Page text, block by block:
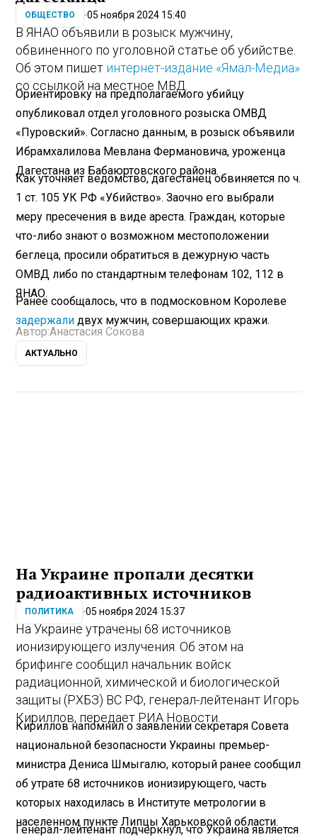
ОБЩЕСТВО 05 ноября 2024 15:40
В ЯНАО объявили в розыск мужчину,
обвиненного по уголовной статье об убийстве.
Об этом пишет интернет-издание «Ямал-Медиа»
со ссылкой на местное МВД.
Ориентировку на предполагаемого убийцу
опубликовал отдел уголовного розыска ОМВД
«Пуровский». Согласно данным, в розыск объявили
Ибрамхалилова Мевлана Фермановича, уроженца
Дагестана из Бабаюртовского района.
Как уточняет ведомство, дагестанец обвиняется по ч.
1 ст. 105 УК РФ «Убийство». Заочно его выбрали
меру пресечения в виде ареста. Граждан, которые
что-либо знают о возможном местоположении
беглеца, просили обратиться в дежурную часть
ОМВД либо по стандартным телефонам 102, 112 в
ЯНАО.
Ранее сообщалось, что в подмосковном Королеве
задержали двух мужчин, совершающих кражи.
Автор:Анастасия Сокова
АКТУАЛЬНО
На Украине пропали десятки
радиоактивных источников
ПОЛИТИКА 05 ноября 2024 15:37
На Украине утрачены 68 источников
ионизирующего излучения. Об этом на
брифинге сообщил начальник войск
радиационной, химической и биологической
защиты (РХБЗ) ВС РФ, генерал-лейтенант Игорь
Кириллов, передает РИА Новости.
Кириллов напомнил о заявлении секретаря Совета
национальной безопасности Украины премьер-
министра Дениса Шмыгалю, который ранее сообщил
об утрате 68 источников ионизирующего, часть
которых находилась в Институте метрологии в
населенном пункте Липцы Харьковской области.
Генерал-лейтенант подчеркнул, что Украина является